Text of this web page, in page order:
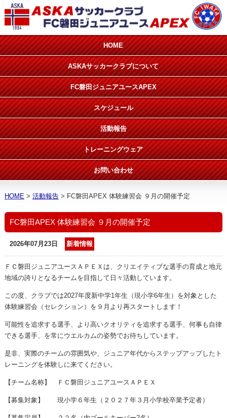
HOME
ASKAサッカークラブについて
FC磐田ジュニアユースAPEX
スケジュール
活動報告
トレーニングウェア
お問い合わせ
HOME 活動報告 FC磐田APEX 体験練習会 ９月の開催予定
FC磐田APEX 体験練習会 ９月の開催予定
2026年07月23日 新着情報
ＦＣ磐田ジュニアユースＡＰＥＸは、クリエイティブな選手の育成と地元
地域の誇りとなるチームを目指して日々活動しています。
この度、クラブでは2027年度新中学1 年生（現小学6年生）を対象とした
体験練習会 （セレクション）を９月より再スタートします！
可能性を追求する選手、より高いクオリティを追求する選手、何事も自律
できる選手、を常にウエルカムの姿勢でお待ちしています。
是非、実際のチームの雰囲気や、ジュニア年代からステップアップしたト
レーニングを体験しに来てください。
【チーム名称】 ＦＣ磐田ジュニアユースＡＰＥＸ
【募集対象】 現小学６年生（２０２７年３月小学校卒業予定者）